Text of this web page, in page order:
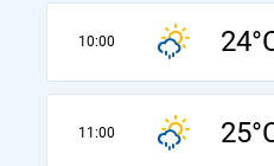
10:00
11:00